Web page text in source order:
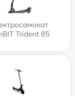
Trident 85